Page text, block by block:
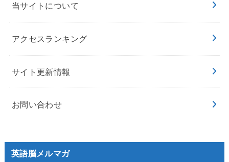
当サイトについて
アクセスランキング
サイト更新情報
お問い合わせ
英語脳メルマガ